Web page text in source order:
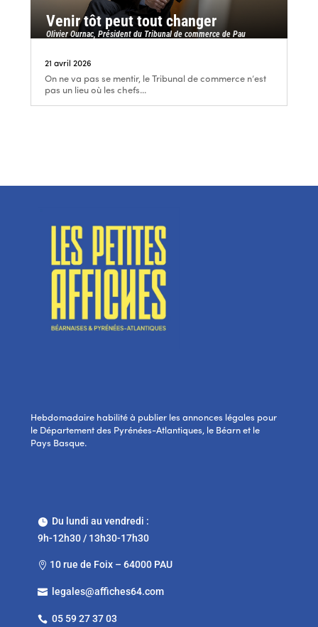
Venir tôt peut tout changer
Olivier Ournac, Président du Tribunal de commerce de Pau
21 avril 2026
On ne va pas se mentir, le Tribunal de commerce n’est
pas un lieu où les chefs...
Hebdomadaire habilité à publier les annonces légales pour
le Département des Pyrénées-Atlantiques, le Béarn et le
Pays Basque.
Du lundi au vendredi :
9h-12h30 / 13h30-17h30
 10 rue de Foix – 64000 PAU
 legales@affiches64.com
 05 59 27 37 03